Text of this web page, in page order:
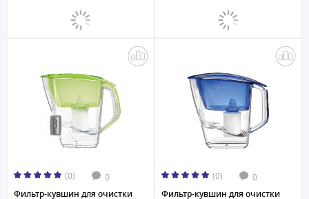
(0) 0
Фильтр-кувшин для очистки
(0) 0
Фильтр-кувшин для очистки